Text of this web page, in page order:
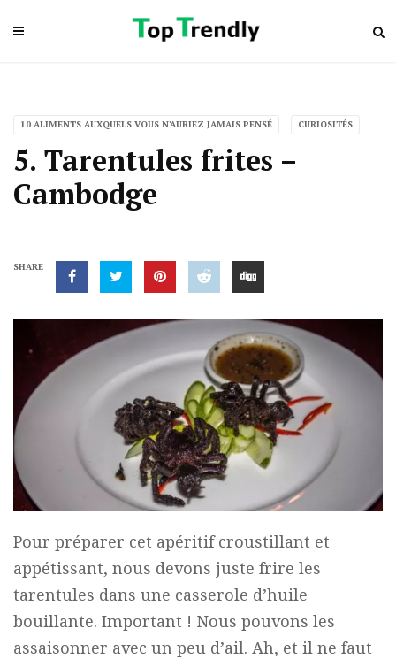
10 ALIMENTS AUXQUELS VOUS N'AURIEZ JAMAIS PENSÉ CURIOSITÉS
5. Tarentules frites –
Cambodge
SHARE
Pour préparer cet apéritif croustillant et
appétissant, nous devons juste frire les
tarentules dans une casserole d’huile
bouillante. Important ! Nous pouvons les
assaisonner avec un peu d’ail. Ah, et il ne faut